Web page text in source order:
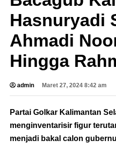
Hasnuryadi
Ahmadi
Hingga
admin Maret 27, 2024 8:42 am
Partai Golkar Kalimantan
menginventarisir figur
menjadi bakal calon